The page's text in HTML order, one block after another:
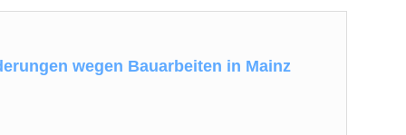
wegen Bauarbeiten in Mainz